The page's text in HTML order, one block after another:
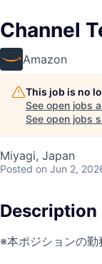
Channel
Amazon
This job is no
See open jobs
See open jobs
Miyagi, Japan
Posted on Jun 2,
Description
※本ポジションの勤